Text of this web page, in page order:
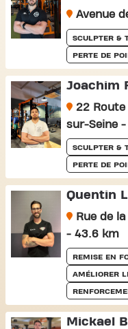
Avenue
SCULPTER &
PERTE DE
Joachim
22 Route
sur-Seine -
SCULPTER &
PERTE DE
Quentin
Rue de la
- 43.6 km
REMISE EN
AMÉLIORER
Mickael